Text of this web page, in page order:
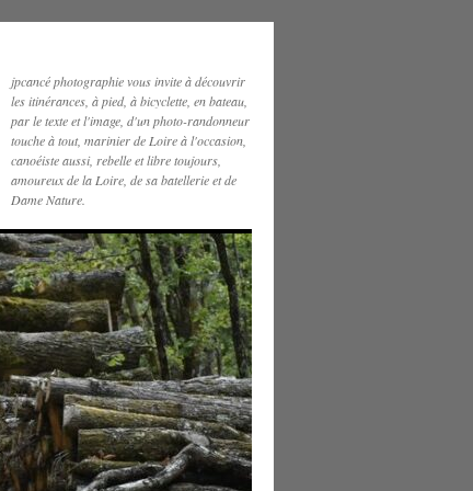
jpcancé photographie vous invite à découvrir
les itinérances, à pied, à bicyclette, en bateau,
par le texte et l'image, d'un photo-randonneur
touche à tout, marinier de Loire à l'occasion,
canoéiste aussi, rebelle et libre toujours,
amoureux de la Loire, de sa batellerie et de
Dame Nature.